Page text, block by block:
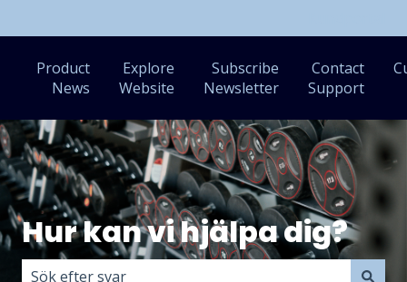
Product
News
Explore
Website
Subscribe
Newsletter
Contact
Support
Hur kan vi hjälpa dig?